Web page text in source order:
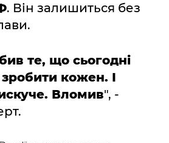
. Він залишиться без
те, що сьогодні
кожен. І
Вломив", -